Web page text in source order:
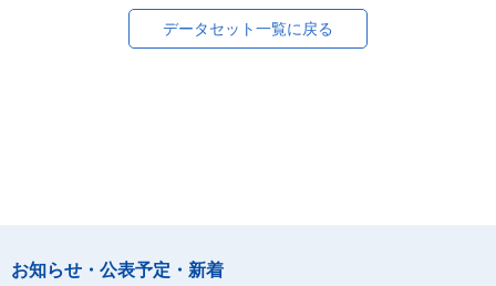
データセット一覧に戻る
お知らせ・公表予定・新着